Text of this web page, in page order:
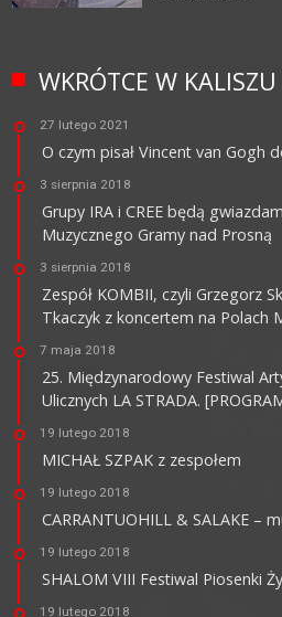
WKRÓTCE W KALISZU
27 lutego 2021
O czym pisał Vincent van Gogh
3 sierpnia 2018
Grupy IRA i CREE będą
Muzycznego Gramy nad Prosną
3 sierpnia 2018
Zespół KOMBII, czyli Grzegorz
Tkaczyk z koncertem na Polach
7 maja 2018
25. Międzynarodowy Festiwal
Ulicznych LA STRADA.
19 lutego 2018
MICHAŁ SZPAK z zespołem
19 lutego 2018
CARRANTUOHILL & SALAKE –
19 lutego 2018
SHALOM VIII Festiwal Piosenki
19 lutego 2018